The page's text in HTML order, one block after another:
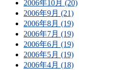
2006年10月 (20)
2006年9月 (21)
2006年8月 (19)
2006年7月 (19)
2006年6月 (19)
2006年5月 (19)
2006年4月 (18)